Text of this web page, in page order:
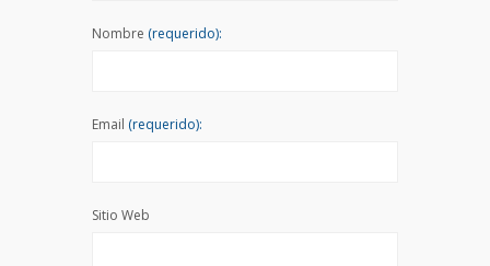
Nombre (requerido):
Email (requerido):
Sitio Web